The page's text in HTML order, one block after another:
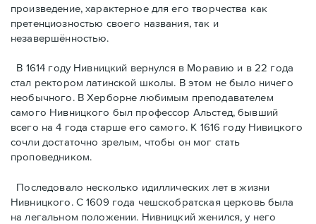
произведение, характерное для его творчества как
претенциозностью своего названия, так и
незавершённостью.
В 1614 году Нивницкий вернулся в Моравию и в 22 года
стал ректором латинской школы. В этом не было ничего
необычного. В Херборне любимым преподавателем
самого Нивницкого был профессор Альстед, бывший
всего на 4 года старше его самого. К 1616 году Нивицкого
сочли достаточно зрелым, чтобы он мог стать
проповедником.
Последовало несколько идиллических лет в жизни
Нивницкого. С 1609 года чешскобратская церковь была
на легальном положении. Нивницкий женился, у него